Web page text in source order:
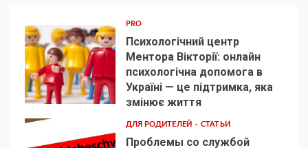
1
PRO
Психологічний центр
Ментора Вікторії: онлайн
психологічна допомога в
Україні — це підтримка, яка
змінює життя
ДЛЯ РОДИТЕЛЕЙ СТАТЬИ
Проблемы со службой